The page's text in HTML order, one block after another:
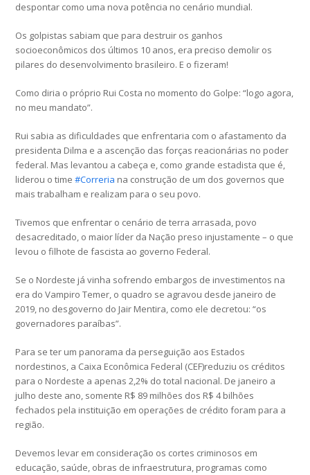
despontar como uma nova potência no cenário mundial.
Os golpistas sabiam que para destruir os ganhos
socioeconômicos dos últimos 10 anos, era preciso demolir os
pilares do desenvolvimento brasileiro. E o fizeram!
Como diria o próprio Rui Costa no momento do Golpe: “logo agora,
no meu mandato”.
Rui sabia as dificuldades que enfrentaria com o afastamento da
presidenta Dilma e a ascenção das forças reacionárias no poder
federal. Mas levantou a cabeça e, como grande estadista que é,
liderou o time#Correria na construção de um dos governos que
mais trabalham e realizam para o seu povo.
Tivemos que enfrentar o cenário de terra arrasada, povo
desacreditado, o maior líder da Nação preso injustamente – o que
levou o filhote de fascista ao governo Federal.
Se o Nordeste já vinha sofrendo embargos de investimentos na
era do Vampiro Temer, o quadro se agravou desde janeiro de
2019, no desgoverno do Jair Mentira, como ele decretou: “os
governadores paraíbas”.
Para se ter um panorama da perseguição aos Estados
nordestinos, a Caixa Econômica Federal (CEF)reduziu os créditos
para o Nordeste a apenas 2,2% do total nacional. De janeiro a
julho deste ano, somente R$ 89 milhões dos R$ 4 bilhões
fechados pela instituição em operações de crédito foram para a
região.
Devemos levar em consideração os cortes criminosos em
educação, saúde, obras de infraestrutura, programas como